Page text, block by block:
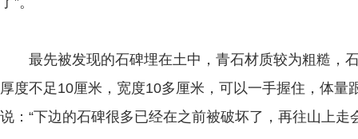
最先被发现的石碑埋在土中，青石材质较为粗糙，
厚度不足10厘米，宽度10多厘米，可以一手握住，体量
说：“下边的石碑很多已经在之前被破坏了，再往山上走